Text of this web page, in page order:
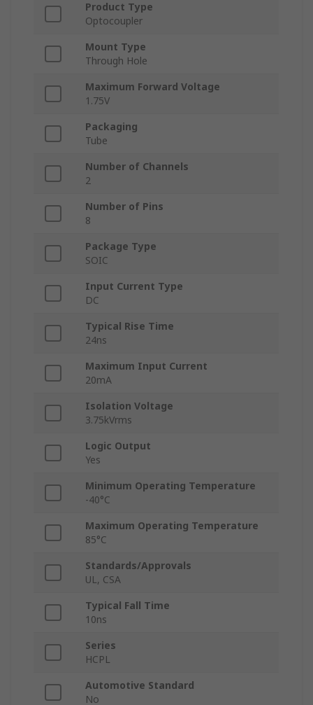
Product Type
Optocoupler
Mount Type
Through Hole
Maximum Forward Voltage
1.75V
Packaging
Tube
Number of Channels
2
Number of Pins
8
Package Type
SOIC
Input Current Type
DC
Typical Rise Time
24ns
Maximum Input Current
20mA
Isolation Voltage
3.75kVrms
Logic Output
Yes
Minimum Operating Temperature
-40°C
Maximum Operating Temperature
85°C
Standards/Approvals
UL, CSA
Typical Fall Time
10ns
Series
HCPL
Automotive Standard
No